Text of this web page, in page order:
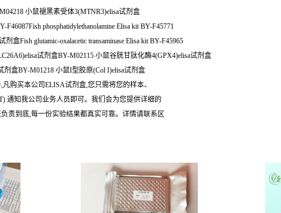
小鼠褪黑素受体3(MTNR3)elisa试剂盒
F46087Fish phosphatidylethanolamine Elisa kit BY-F45771
盒Fish glutamic-oxalacetic transaminase Elisa kit BY-F45965
试剂盒BY-M02115 小鼠谷胱甘肽化酶4(GPX4)elisa试剂盒
剂盒BY-M01218 小鼠I型胶原(Col I)elisa试剂盒
购买本公司ELISA试剂盒,您只需将您的样本、
通知我公司业务人员即可。我们会为您提供详细的
责到底,每一份实验结果都真实可靠。详情请联系区